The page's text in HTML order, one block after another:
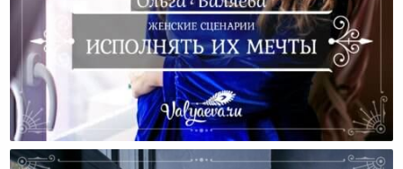
Женские Сценарии. Исполнять Их Мечты.